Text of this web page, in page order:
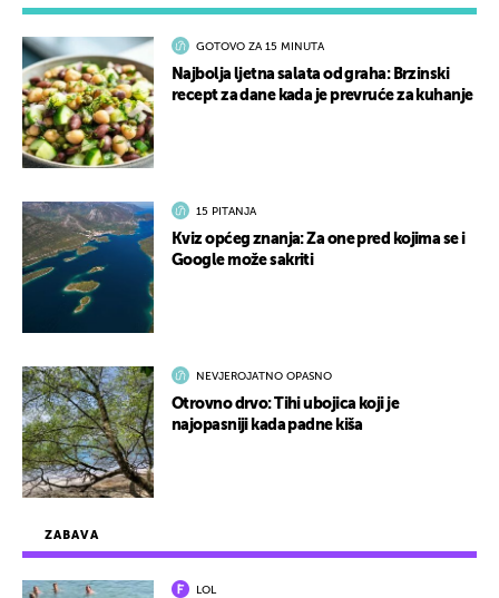
ZABAVA
LOL
GOTOVO ZA 15 MINUTA
Najbolja ljetna salata od graha: Brzinski
recept za dane kada je prevruće za kuhanje
15 PITANJA
Kviz općeg znanja: Za one pred kojima se i
Google može sakriti
NEVJEROJATNO OPASNO
Otrovno drvo: Tihi ubojica koji je
najopasniji kada padne kiša